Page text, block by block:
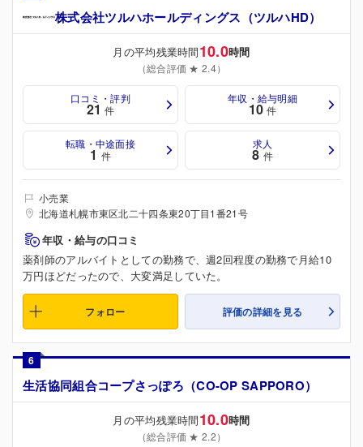
株式会社ツルハホールディングス（ツルハHD）
月の平均残業時間10.0時間
（総合評価 ★ 2.4）
口コミ・評判
21 件
年収・給与明細
10 件
転職・中途面接
1 件
求人
8 件
小売業
北海道札幌市東区北二十四条東20丁目1番21号
年収・給与の口コミ
薬剤師のアルバイトとしての勤務で、週2回程度の勤務で月給10
万円ほどだったので、大変満足していた。
フォロー 評価の詳細を見る
6
生活協同組合コープさっぽろ（CO-OP SAPPORO）
月の平均残業時間10.0時間
（総合評価 ★ 2.2）